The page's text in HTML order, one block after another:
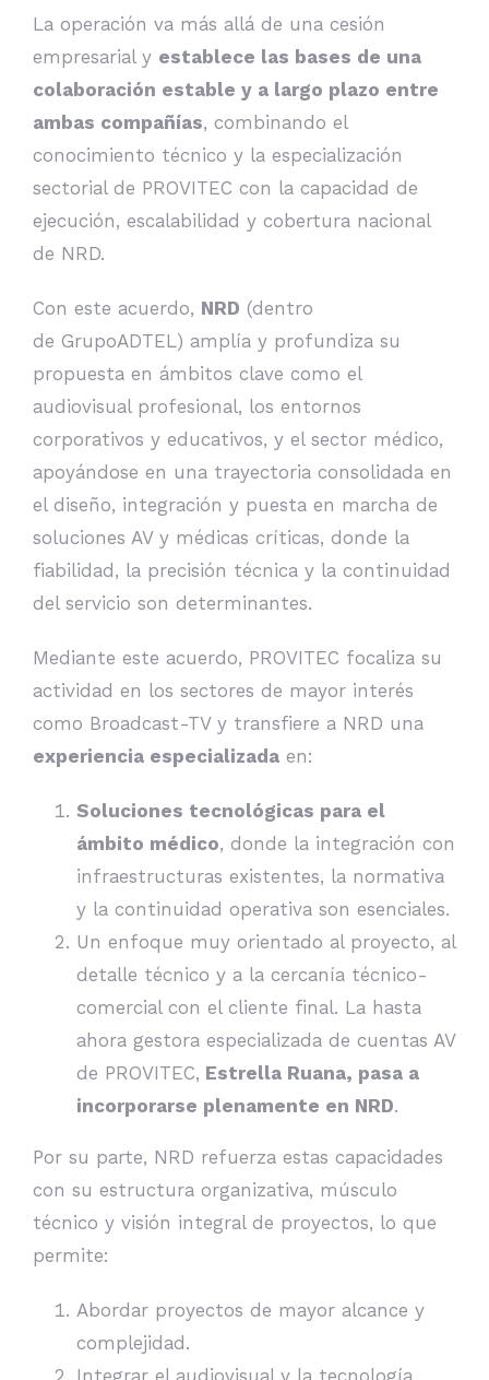
La operación va más allá de una cesión
empresarial y establece las bases de una
colaboración estable y a largo plazo entre
ambas compañías, combinando el
conocimiento técnico y la especialización
sectorial de PROVITEC con la capacidad de
ejecución, escalabilidad y cobertura nacional
de NRD.
Con este acuerdo, NRD (dentro
de GrupoADTEL) amplía y profundiza su
propuesta en ámbitos clave como el
audiovisual profesional, los entornos
corporativos y educativos, y el sector médico,
apoyándose en una trayectoria consolidada en
el diseño, integración y puesta en marcha de
soluciones AV y médicas críticas, donde la
fiabilidad, la precisión técnica y la continuidad
del servicio son determinantes.
Mediante este acuerdo, PROVITEC focaliza su
actividad en los sectores de mayor interés
como Broadcast-TV y transfiere a NRD una
experiencia especializadaen:
Soluciones tecnológicas para el
ámbito médico, donde la integración con
infraestructuras existentes, la normativa
y la continuidad operativa son esenciales.
Un enfoque muy orientado al proyecto, al
detalle técnico y a la cercanía técnico-
comercial con el cliente final. La hasta
ahora gestora especializada de cuentas AV
de PROVITEC, Estrella Ruana, pasa a
incorporarse plenamente en NRD.
Por su parte, NRD refuerza estas capacidades
con su estructura organizativa, músculo
técnico y visión integral de proyectos, lo que
permite:
Abordar proyectos de mayor alcance y
complejidad.
Integrar el audiovisual y la tecnología